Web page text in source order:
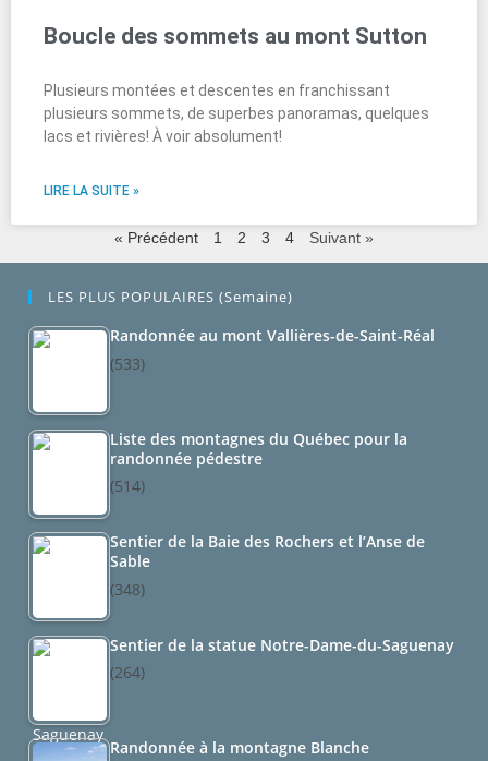
Boucle des sommets au mont Sutton
Plusieurs montées et descentes en franchissant
plusieurs sommets, de superbes panoramas, quelques
lacs et rivières! À voir absolument!
LIRE LA SUITE »
« Précédent 1 2 3 4 Suivant »
LES PLUS POPULAIRES (semaine)
Randonnée au mont Vallières-de-Saint-Réal
(533)
Liste des montagnes du Québec pour la
randonnée pédestre
(514)
Sentier de la Baie des Rochers et l’Anse de
Sable
(348)
Sentier de la statue Notre-Dame-du-Saguenay
(264)
Randonnée à la montagne Blanche